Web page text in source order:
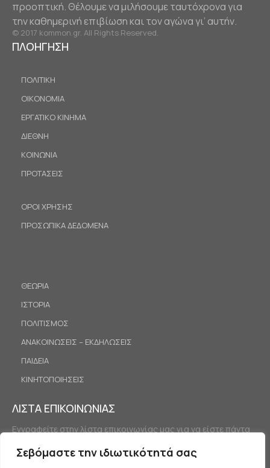
Σεβόμαστε την ιδιωτικότητά σας
προοπτική. Θέλουμε να μιλήσουμε ταυτόχρονα για
την καθημερινή επιβίωση και τον αγώνα γι’ αυτήν.
© 2017 kommon.gr. All Rights Reserved.
ΠΛΟΗΓΗΣΗ
ΠΟΛΙΤΙΚΗ
ΟΙΚΟΝΟΜΙΑ
ΕΡΓΑΤΙΚΟ ΚΙΝΗΜΑ
ΔΙΕΘΝΗ
ΚΟΙΝΩΝΙΑ
ΠΡΟΤΑΣΕΙΣ
ΟΡΟΙ ΧΡΗΣΗΣ
ΠΡΟΣΩΠΙΚΑ ΔΕΔΟΜΕΝΑ
ΘΕΩΡΙΑ
ΙΣΤΟΡΙΑ
ΠΟΛΙΤΙΣΜΟΣ
ΑΝΑΚΟΙΝΩΣΕΙΣ – ΕΚΔΗΛΩΣΕΙΣ
ΠΑΙΔΕΙΑ
ΚΙΝΗΤΟΠΟΙΗΣΕΙΣ
ΛΙΣΤΑ ΕΠΙΚΟΙΝΩΝΙΑΣ
Εγγραφείτε στην λίστα επικοινωνίας μας για να είστε πάντα